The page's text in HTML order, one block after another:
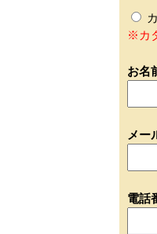
※カ
お名
メー
電話